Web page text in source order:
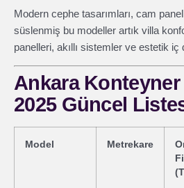
Modern cephe tasarımları, cam
süslenmiş bu modeller artık villa
panelleri, akıllı sistemler ve estetik iç
Ankara Konteyner
2025 Güncel
Model Metrekare